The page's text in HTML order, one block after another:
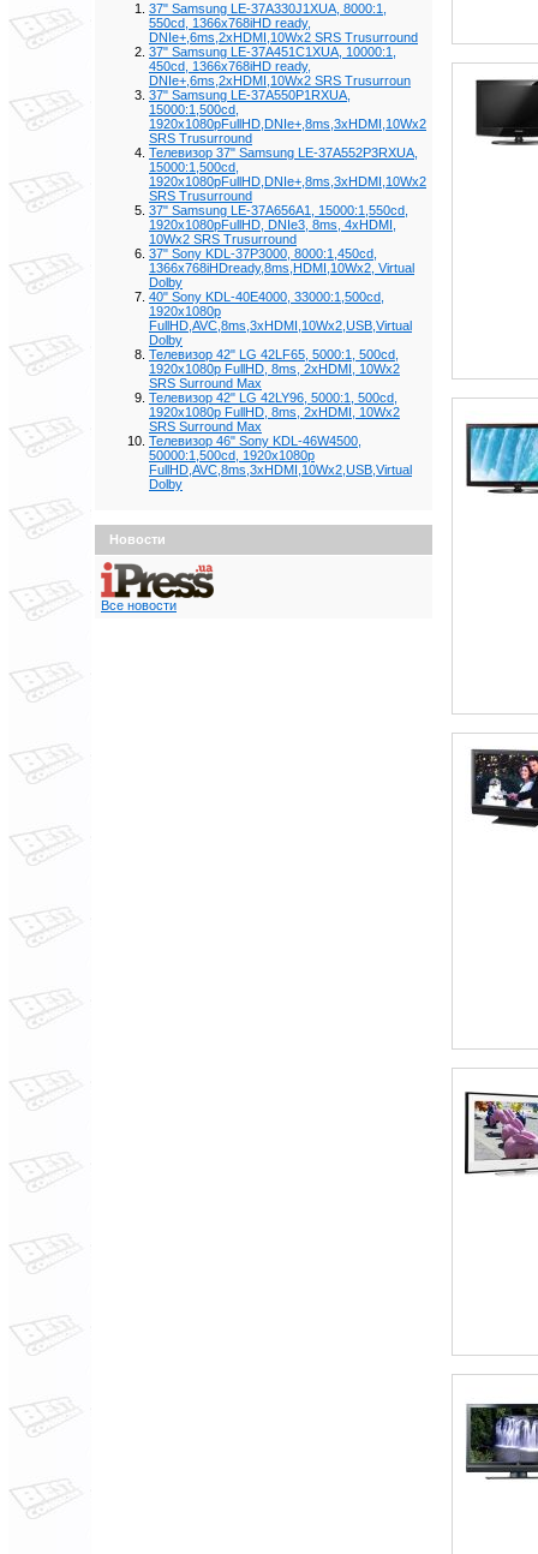
37" Samsung LE-37A330J1XUA, 8000:1,
550cd, 1366x768iHD ready,
DNIe+,6ms,2xHDMI,10Wx2 SRS Trusurround
37" Samsung LE-37A451C1XUA, 10000:1,
450cd, 1366x768iHD ready,
DNIe+,6ms,2xHDMI,10Wx2 SRS Trusurroun
37" Samsung LE-37A550P1RXUA,
15000:1,500cd,
1920x1080pFullHD,DNIe+,8ms,3xHDMI,10Wx2
SRS Trusurround
Телевизор 37" Samsung LE-37A552P3RXUA,
15000:1,500cd,
1920x1080pFullHD,DNIe+,8ms,3xHDMI,10Wx2
SRS Trusurround
37" Samsung LE-37A656A1, 15000:1,550cd,
1920x1080pFullHD, DNIe3, 8ms, 4xHDMI,
10Wx2 SRS Trusurround
37" Sony KDL-37P3000, 8000:1,450cd,
1366x768iHDready,8ms,HDMI,10Wx2, Virtual
Dolby
40" Sony KDL-40E4000, 33000:1,500cd,
1920x1080p
FullHD,AVC,8ms,3хHDMI,10Wx2,USB,Virtual
Dolby
Телевизор 42" LG 42LF65, 5000:1, 500cd,
1920х1080p FullHD, 8ms, 2xHDMI, 10Wx2
SRS Surround Max
Телевизор 42" LG 42LY96, 5000:1, 500cd,
1920х1080p FullHD, 8ms, 2xHDMI, 10Wx2
SRS Surround Max
Телевизор 46" Sony KDL-46W4500,
50000:1,500cd, 1920x1080p
FullHD,AVC,8ms,3хHDMI,10Wx2,USB,Virtual
Dolby
Новости
Все новости